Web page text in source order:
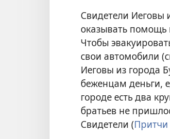
Свидетели Иеговы
оказывать помощь
Чтобы
свои автомобили
Иеговы из города
беженцам деньги,
городе есть два
братьев не
Свидетели (Притчи